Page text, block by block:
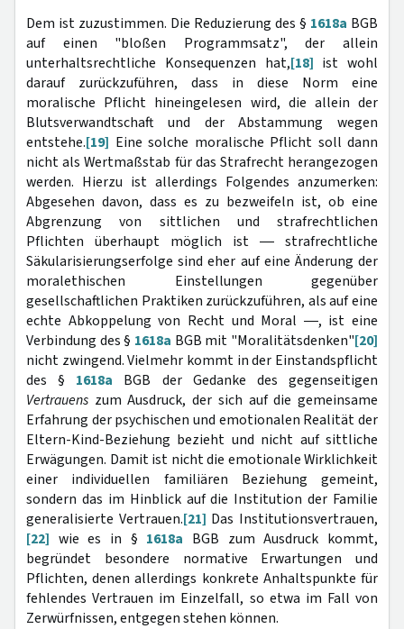
Dem ist zuzustimmen. Die Reduzierung des § 1618a BGB
auf einen "bloßen Programmsatz", der allein
unterhaltsrechtliche Konsequenzen hat,[18] ist wohl
darauf zurückzuführen, dass in diese Norm eine
moralische Pflicht hineingelesen wird, die allein der
Blutsverwandtschaft und der Abstammung wegen
entstehe.[19] Eine solche moralische Pflicht soll dann
nicht als Wertmaßstab für das Strafrecht herangezogen
werden. Hierzu ist allerdings Folgendes anzumerken:
Abgesehen davon, dass es zu bezweifeln ist, ob eine
Abgrenzung von sittlichen und strafrechtlichen
Pflichten überhaupt möglich ist ― strafrechtliche
Säkularisierungserfolge sind eher auf eine Änderung der
moralethischen Einstellungen gegenüber
gesellschaftlichen Praktiken zurückzuführen, als auf eine
echte Abkoppelung von Recht und Moral ―, ist eine
Verbindung des § 1618a BGB mit "Moralitätsdenken"[20]
nicht zwingend. Vielmehr kommt in der Einstandspflicht
des § 1618a BGB der Gedanke des gegenseitigen
Vertrauens zum Ausdruck, der sich auf die gemeinsame
Erfahrung der psychischen und emotionalen Realität der
Eltern-Kind-Beziehung bezieht und nicht auf sittliche
Erwägungen. Damit ist nicht die emotionale Wirklichkeit
einer individuellen familiären Beziehung gemeint,
sondern das im Hinblick auf die Institution der Familie
generalisierte Vertrauen.[21] Das Institutionsvertrauen,
[22] wie es in § 1618a BGB zum Ausdruck kommt,
begründet besondere normative Erwartungen und
Pflichten, denen allerdings konkrete Anhaltspunkte für
fehlendes Vertrauen im Einzelfall, so etwa im Fall von
Zerwürfnissen, entgegen stehen können.